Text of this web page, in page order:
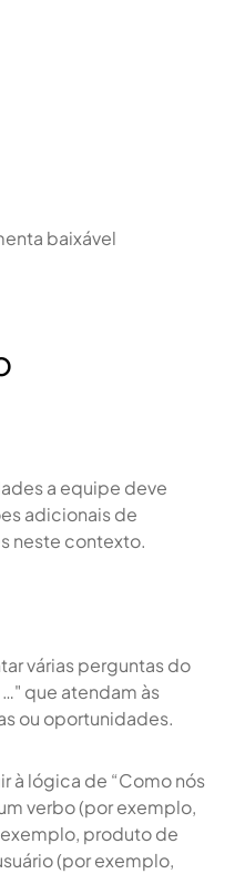
baixável
a equipe deve
adicionais de
neste contexto.
várias perguntas do
que atendam às
ou oportunidades.
à lógica de “Como nós
verbo (por exemplo,
produto de
(por exemplo,